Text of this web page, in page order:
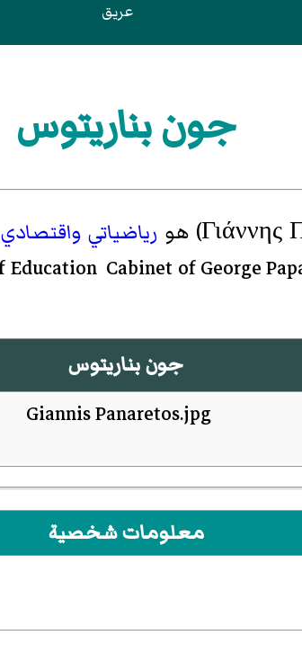
عريق
جون بناريتوس
Γιάννης)‏ هو رياضياتي واقتصادي
جون بناريتوس
معلومات شخصية